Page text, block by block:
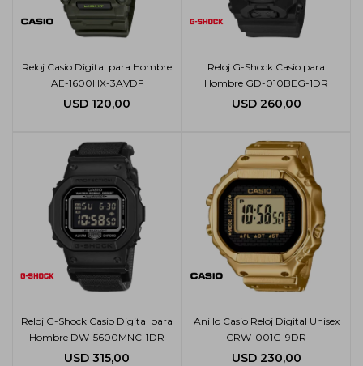
Reloj Casio Digital para Hombre
AE-1600HX-3AVDF
USD 120,00
Reloj G-Shock Casio para
Hombre GD-010BEG-1DR
USD 260,00
Reloj G-Shock Casio Digital para
Hombre DW-5600MNC-1DR
USD 315,00
Anillo Casio Reloj Digital Unisex
CRW-001G-9DR
USD 230,00